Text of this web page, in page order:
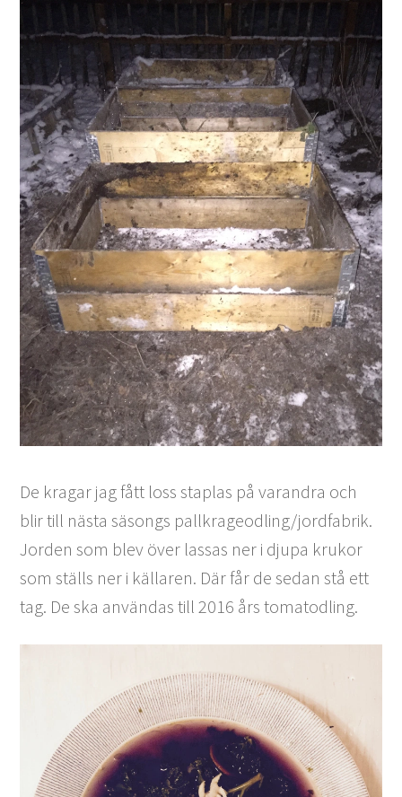
De kragar jag fått loss staplas på varandra och
blir till nästa säsongs pallkrageodling/jordfabrik.
Jorden som blev över lassas ner i djupa krukor
som ställs ner i källaren. Där får de sedan stå ett
tag. De ska användas till 2016 års tomatodling.